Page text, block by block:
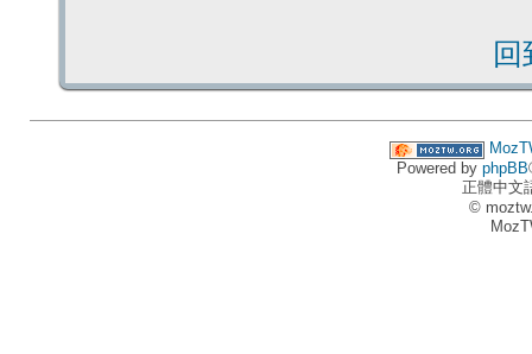
Powered by phpBB
正體中文
©